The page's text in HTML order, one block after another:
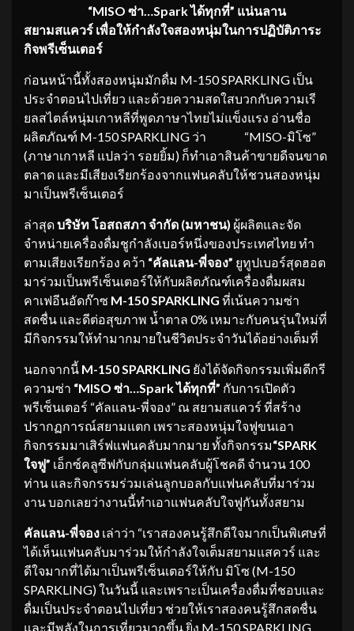
“MISO ซ่า…Spark ได้ทุกที่” แน่นลาน
สยามสแควร์ เพื่อให้กำลังใจสองหนุ่มในการปฏิบัติภาระ
กิจพรีเซ็นเตอร์
ก่อนหน้านี้ทั้งสองหนุ่มมักดื่ม M-150 SPARKLING เป็น
ประจำตอนไปเที่ยว และด้วยความสดใสบวกกับความเรี
ยลสไตล์หนุ่มเกาหลีที่พูดภาษาไทยไม่แข็งแรง อ่านชื่อ
ผลิตภัณฑ์ M-150 SPARKLING ว่า “MISO-มิโซ”
(ภาษาเกาหลี แปลว่า รอยยิ้ม) ก็ทำเอาสินค้าขายดีจนขาด
ตลาด และมีเสียงเรียกร้องจากแฟนคลับให้ชวนสองหนุ่ม
มาเป็นพรีเซ็นเตอร์
ล่าสุดบริษัท โอสถสภา จำกัด (มหาชน) ผู้ผลิตและจัด
จำหน่ายเครื่องดื่มชูกำลังเบอร์หนึ่งของประเทศไทย ทำ
ตามเสียงเรียกร้อง คว้า “คัลแลน-พี่จอง” ยูทูปเบอร์สุดฮอต
มาร่วมเป็นพรีเซ็นเตอร์ให้กับผลิตภัณฑ์เครื่องดื่มผสม
คาเฟอีนอัดก๊าซ M-150 SPARKLING ที่เน้นความซ่า
สดชื่น และดีต่อสุขภาพ น้ำตาล 0% เหมาะกับคนรุ่นใหม่ที่
มีกิจกรรมให้ทำมากมายในชีวิตประจำวันได้อย่างเต็มที่
นอกจากนี้ M-150 SPARKLING ยังได้จัดกิจกรรมเพิ่มดีกรี
ความซ่า “MISO ซ่า…Spark ได้ทุกที่” กับการเปิดตัว
พรีเซ็นเตอร์ “คัลแลน-พี่จอง” ณ สยามสแควร์ ที่สร้าง
ปรากฏการณ์สยามแตก เพราะสองหนุ่มใจฟูขนเอา
กิจกรรมมาเสิร์ฟแฟนคลับมากมาย ทั้งกิจกรรม“SPARK
ใจฟู” เอ็กซ์คลูซีฟกับกลุ่มแฟนคลับผู้โชคดี จำนวน 100
ท่าน และกิจกรรมร่วมเล่นลูกบอลกับแฟนคลับที่มาร่วม
งาน บอกเลยว่างานนี้ทำเอาแฟนคลับใจฟูกันทั้งสยาม
คัลแลน-พี่จอง เล่าว่า “เราสองคนรู้สึกดีใจมากเป็นพิเศษที่
ได้เห็นแฟนคลับมาร่วมให้กำลังใจเต็มสยามแสควร์ และ
ดีใจมากที่ได้มาเป็นพรีเซ็นเตอร์ให้กับ มิโซ (M-150
SPARKLING) ในวันนี้ และเพราะเป็นเครื่องดื่มที่ชอบและ
ดื่มเป็นประจำตอนไปเที่ยว ช่วยให้เราสองคนรู้สึกสดชื่น
และมีพลังในการเที่ยวมากขึ้น ยิ่ง M-150 SPARKLING